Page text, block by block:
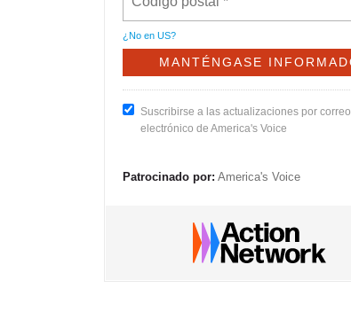
¿No en US?
Suscribirse a las actualizaciones por correo
electrónico de America's Voice
Patrocinado por: America's Voice